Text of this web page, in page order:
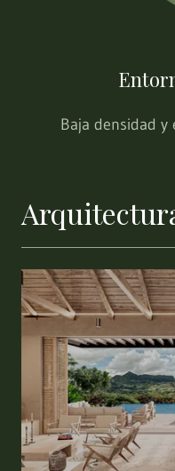
Baja densidad y